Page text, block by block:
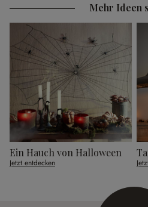
Mehr Ideen
Ein Hauch von Halloween
Jetzt entdecken